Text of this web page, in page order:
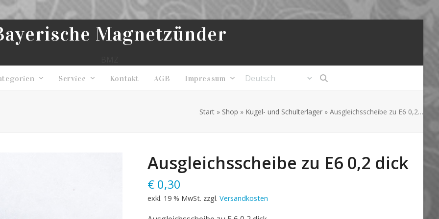
Magnetzünder
Service Kontakt AGB Impressum
Start » Shop » Kugel- und Schulterlager » Ausgleichsscheibe zu E6 0,2…
Ausgleichsscheibe zu E6 0,2 dick
€0,30
exkl. 19 % MwSt. zzgl. Versandkosten